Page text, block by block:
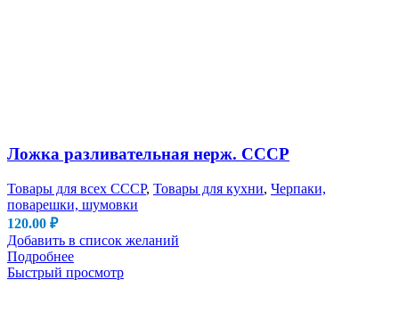
Ложка разливательная нерж. СССР
Товары для всех СССР, Товары для кухни, Черпаки,
поварешки, шумовки
120.00 ₽
Добавить в список желаний
Подробнее
Быстрый просмотр